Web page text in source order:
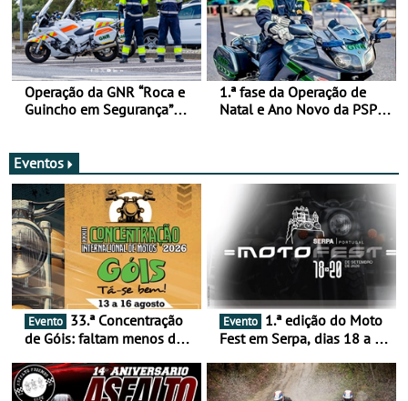
Operação da GNR “Roca e
Guincho em Segurança”
1.ª fase da Operação de
Natal e Ano Novo da PSP e
Eventos
Evento
de Góis: faltam menos de
16 de agosto
Evento
Fest em Serpa, dias 18 a 20
duas rodas invade o Baixo
Alentejo